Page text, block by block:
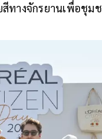
ทางจักรยานเพื่อชุม